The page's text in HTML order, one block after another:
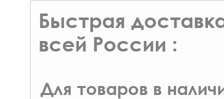
Быстрая
всей России :
Для товаров в